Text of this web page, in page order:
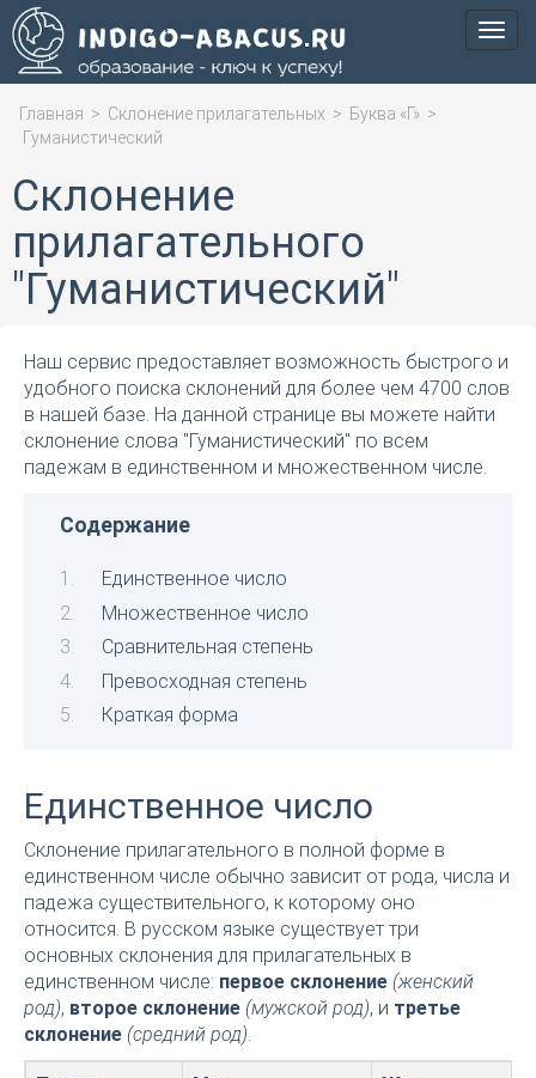
Меню
Главная > Склонение прилагательных > Буква «Г» >
Гуманистический
Склонение
прилагательного
"Гуманистический"
Наш сервис предоставляет возможность быстрого и
удобного поиска склонений для более чем 4700 слов
в нашей базе. На данной странице вы можете найти
склонение слова "Гуманистический" по всем
падежам в единственном и множественном числе.
Содержание
Единственное число
Множественное число
Сравнительная степень
Превосходная степень
Краткая форма
Единственное число
Склонение прилагательного в полной форме в
единственном числе обычно зависит от рода, числа и
падежа существительного, к которому оно
относится. В русском языке существует три
основных склонения для прилагательных в
единственном числе: первое склонение (женский
род), второе склонение (мужской род), и третье
склонение (средний род).